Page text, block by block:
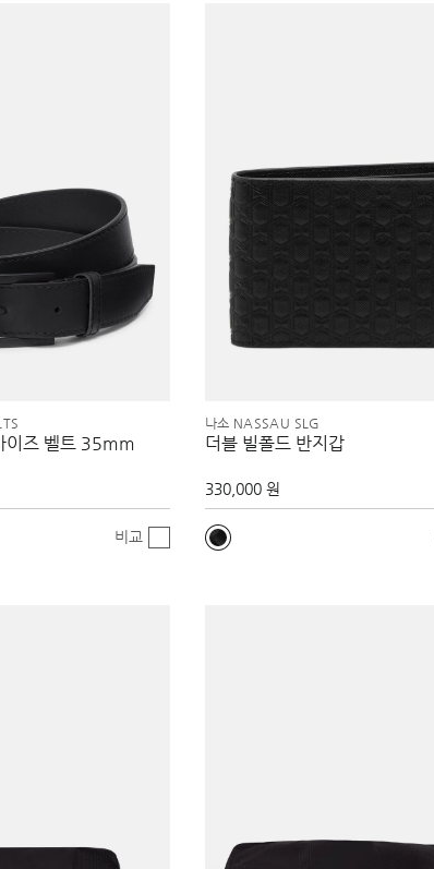
이즈 벨트 35mm
비교
나소 NASSAU SLG
더블 빌폴드 반지갑
330,000 원